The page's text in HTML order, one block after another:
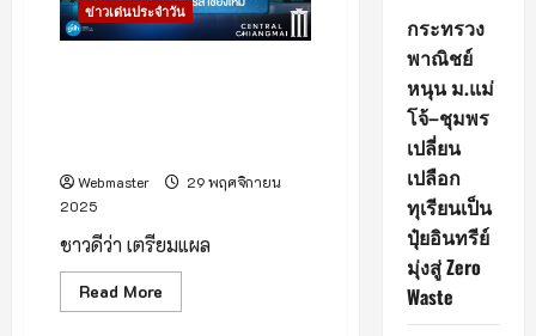
ข่าวเด่นประจำวัน
Webmaster
29 พฤศจิกายน
2025
ชาวดีว่า เตรียมแผล
Read More
more
กระทรวง
พาณิชย์
หนุน ม.แม่
โจ้–ชุมพร
เปลี่ยน
เปลือก
ทุเรียนเป็น
ปุ๋ยอินทรีย์
มุ่งสู่ Zero
Waste